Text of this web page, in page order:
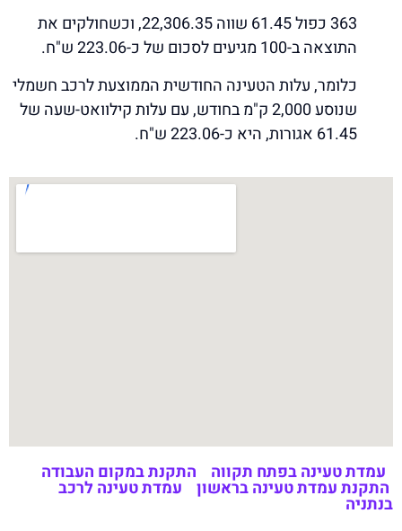
363 כפול 61.45 שווה 22,306.35, וכשחולקים את
התוצאה ב-100 מגיעים לסכום של כ-223.06 ש"ח.
כלומר, עלות הטעינה החודשית הממוצעת לרכב חשמלי
שנוסע 2,000 ק"מ בחודש, עם עלות קילוואט-שעה של
61.45 אגורות, היא כ-223.06 ש"ח.
עמדת טעינה בפתח תקווה התקנת במקום העבודה
התקנת עמדת טעינה בראשון עמדת טעינה לרכב
בנתניה